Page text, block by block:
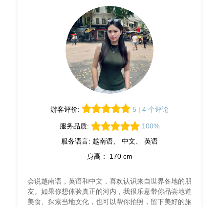
游客评价: 5 | 4 个评论
服务品质:
100%
服务语言: 越南语、 中文、 英语
身高： 170 cm
会说越南语，英语和中文，喜欢认识来自世界各地的朋
友。如果你想体验真正的河内，我很乐意带你品尝地道
美食、探索当地文化，也可以帮你拍照，留下美好的旅